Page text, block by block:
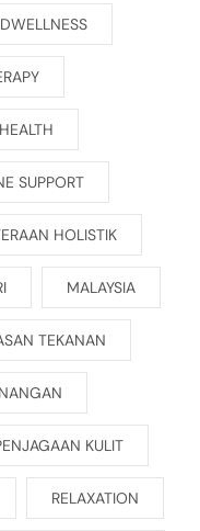
SUPPORT
HOLISTIK
MALAYSIA
TEKANAN
KULIT
RELAXATION